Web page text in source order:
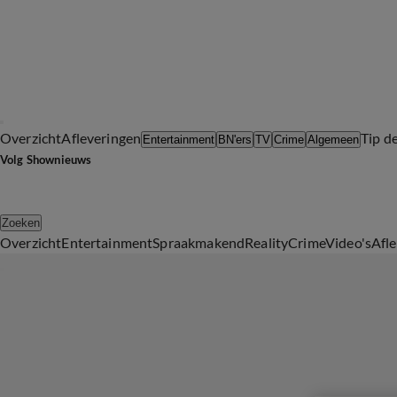
OverzichtAfleveringen Entertainment BN'ers TV Crime AlgemeenTip
Volg Shownieuws
Zoeken
OverzichtEntertainmentSpraakmakendRealityCrimeVideo's